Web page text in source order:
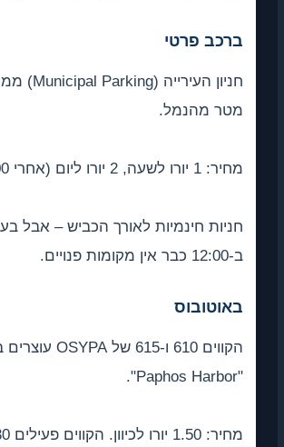
פרטי
חניון העירייה (Municipal Parking) ממוקם 200
חינמיות לאורך הכביש – אבל בעונת השיא
הקווים 610 ו-615 של OSYPA עוצרים בתחנה
מחיר: 1.50 יורו לכיוון. הקווים פעילים 06:30–22:30